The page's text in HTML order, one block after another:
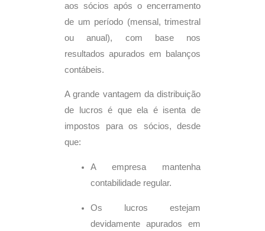
aos sócios após o encerramento
de um período (mensal, trimestral
ou anual), com base nos
resultados apurados em balanços
contábeis.
A grande vantagem da distribuição
de lucros é que ela é isenta de
impostos para os sócios, desde
que:
A empresa mantenha
contabilidade regular.
Os lucros estejam
devidamente apurados em